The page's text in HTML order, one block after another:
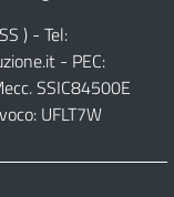
) - Tel:
- PEC:
SSIC84500E
UFLT7W